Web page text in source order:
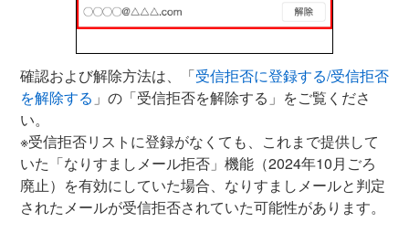
確認および解除方法は、「受信拒否に登録する/受信拒否
を解除する 」の「受信拒否を解除する」をご覧くださ
い。
※受信拒否リストに登録がなくても、これまで提供して
いた「なりすましメール拒否」機能（2024年10月ごろ
廃止）を有効にしていた場合、なりすましメールと判定
されたメールが受信拒否されていた可能性があります。